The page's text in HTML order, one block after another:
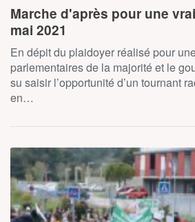
Marche d'après pour une
mai 2021
En dépit du plaidoyer réalisé pour
parlementaires de la majorité et le
su saisir l’opportunité d’un tournant
en…